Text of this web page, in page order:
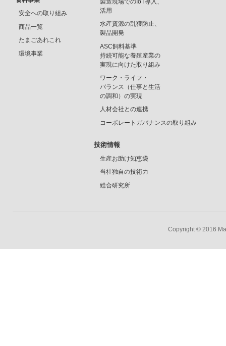
安全への取り組み
商品一覧
たまごあれこれ
環境事業
製造現場でのIoT導入、
活用
水産資源の乱獲防止、
製品開発
ASC飼料基準
持続可能な養殖産業の
実現に向けた取り組み
ワーク・ライフ・
バランス（仕事と生活
の調和）の実現
人材会社との連携
コーポレートガバナンスの取り組み
技術情報
生産お助け知恵袋
当社独自の技術力
総合研究所
Copyright © 2016